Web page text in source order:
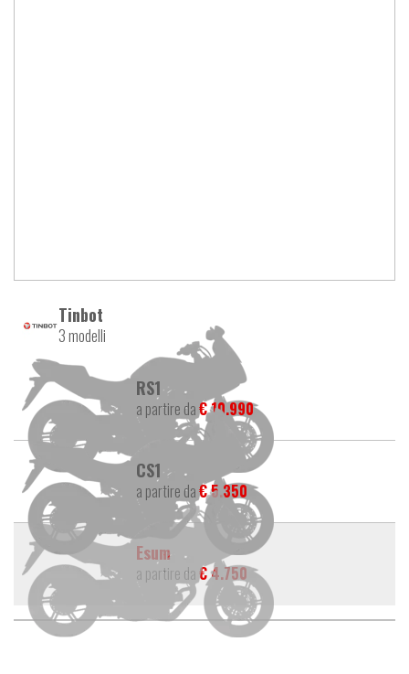
Tinbot
3 modelli
RS1
a partire da€ 10.990
CS1
a partire da€ 5.350
Esum
a partire da€ 4.750